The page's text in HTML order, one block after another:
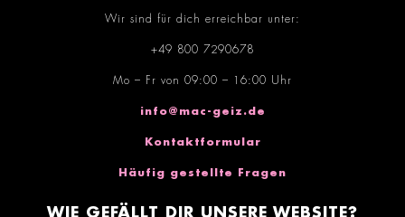
Wir sind für dich erreichbar unter:
+49 800 7290678
Mo – Fr von 09:00 – 16:00 Uhr
info@mac-geiz.de
Kontaktformular
Häufig gestellte Fragen
WIE GEFÄLLT DIR UNSERE WEBSITE?